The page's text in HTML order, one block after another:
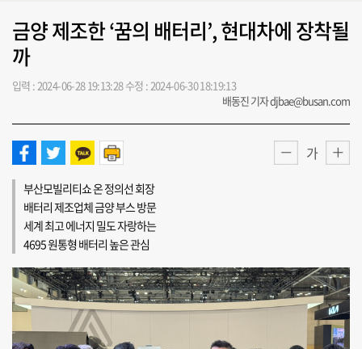
금양 제조한 ‘꿈의 배터리’, 현대차에 장착될
까
입력 : 2024-06-28 19:13:28수정 : 2024-06-30 18:19:13
배동진 기자 djbae@busan.com
가
부산모빌리티쇼 온 정의선 회장
배터리 제조업체 금양 부스 방문
세계 최고 에너지 밀도 자랑하는
4695 원통형 배터리 높은 관심